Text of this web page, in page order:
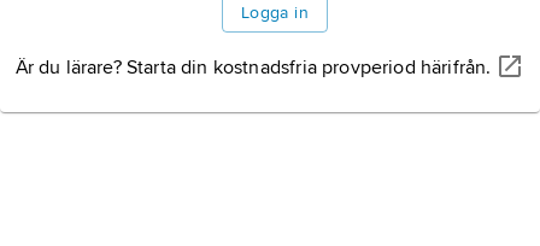
Logga in
Är du lärare? Starta din kostnadsfria provperiod härifrån.